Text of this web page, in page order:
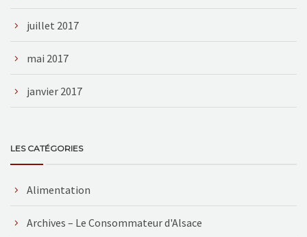
juillet 2017
mai 2017
janvier 2017
LES CATÉGORIES
Alimentation
Archives – Le Consommateur d'Alsace